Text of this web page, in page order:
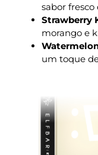
sabor fresco
Strawberry
morango e
um toque